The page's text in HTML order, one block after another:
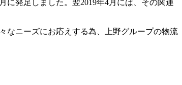
に発足しました。翌2019年4月には、その関連
なニーズにお応えする為、上野グループの物流